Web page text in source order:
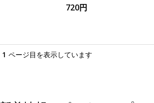
720円
1 ページ目を表示しています